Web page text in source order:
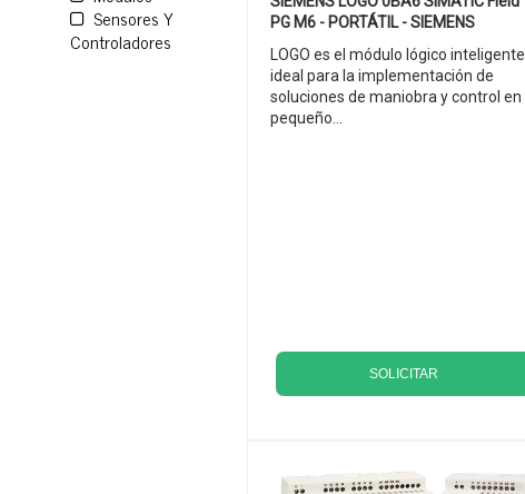
Sensores Y
Controladores
PG M6 - PORTÁTIL - SIEMENS
LOGO es el módulo lógico inteligente
ideal para la implementación de
soluciones de maniobra y control en
pequeño...
SOLICITAR